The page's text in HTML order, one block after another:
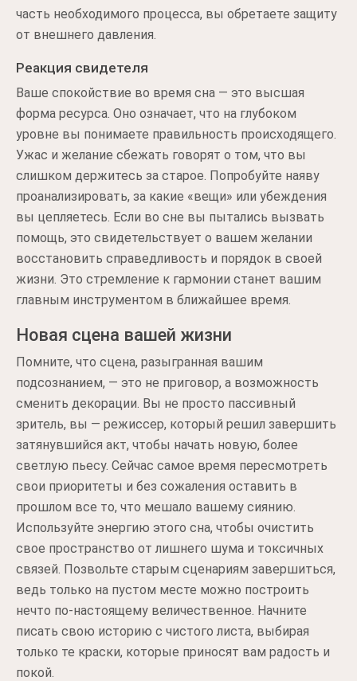
часть необходимого процесса, вы обретаете защиту
от внешнего давления.
Реакция свидетеля
Ваше спокойствие во время сна — это высшая
форма ресурса. Оно означает, что на глубоком
уровне вы понимаете правильность происходящего.
Ужас и желание сбежать говорят о том, что вы
слишком держитесь за старое. Попробуйте наяву
проанализировать, за какие «вещи» или убеждения
вы цепляетесь. Если во сне вы пытались вызвать
помощь, это свидетельствует о вашем желании
восстановить справедливость и порядок в своей
жизни. Это стремление к гармонии станет вашим
главным инструментом в ближайшее время.
Новая сцена вашей жизни
Помните, что сцена, разыгранная вашим
подсознанием, — это не приговор, а возможность
сменить декорации. Вы не просто пассивный
зритель, вы — режиссер, который решил завершить
затянувшийся акт, чтобы начать новую, более
светлую пьесу. Сейчас самое время пересмотреть
свои приоритеты и без сожаления оставить в
прошлом все то, что мешало вашему сиянию.
Используйте энергию этого сна, чтобы очистить
свое пространство от лишнего шума и токсичных
связей. Позвольте старым сценариям завершиться,
ведь только на пустом месте можно построить
нечто по-настоящему величественное. Начните
писать свою историю с чистого листа, выбирая
только те краски, которые приносят вам радость и
покой.